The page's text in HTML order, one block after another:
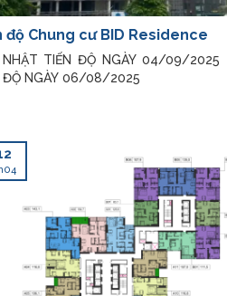
độ Chung cư BID Residence
NHẬT TIẾN ĐỘ NGÀY 04/09/2025
ĐỘ NGÀY 06/08/2025